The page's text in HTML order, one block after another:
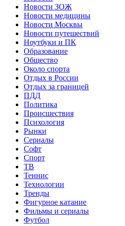
Новости ЗОЖ
Новости медицины
Новости Москвы
Новости путешествий
Ноутбуки и ПК
Образование
Общество
Около спорта
Отдых в России
Отдых за границей
ПДД
Политика
Происшествия
Психология
Рынки
Сериалы
Софт
Спорт
ТВ
Теннис
Технологии
Тренды
Фигурное катание
Фильмы и сериалы
Футбол